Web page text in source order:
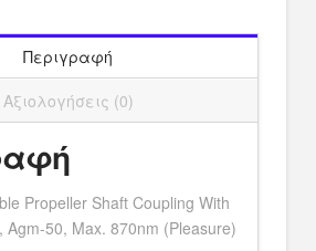
Περιγραφή
Αξιολογήσεις (0)
Propeller Shaft Coupling With
Agm-50, Max. 870nm (Pleasure)